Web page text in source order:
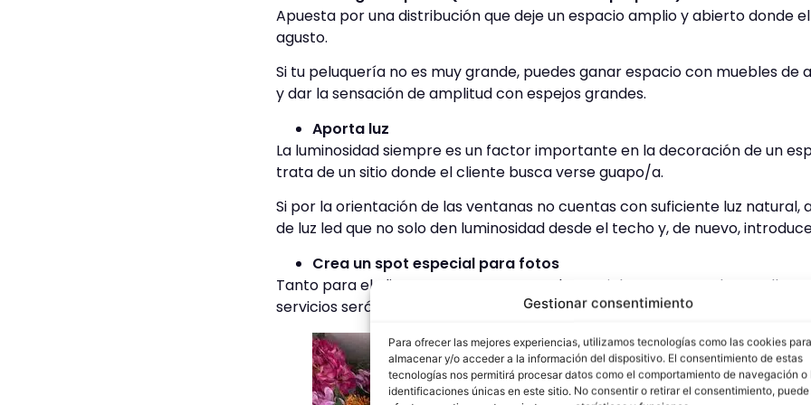
Gestionar consentimiento
Para ofrecer las mejores experiencias, utilizamos tecnologías como las cookies para
almacenar y/o acceder a la información del dispositivo. El consentimiento de estas
tecnologías nos permitirá procesar datos como el comportamiento de navegación o
identificaciones únicas en este sitio. No consentir o retirar el consentimiento, puede
Apuesta por una distribución que deje un espacio amplio y abierto donde
agusto.
Si tu peluquería no es muy grande, puedes ganar espacio con muebles de
y dar la sensación de amplitud con espejos grandes.
Aporta luz
La luminosidad siempre es un factor importante en la decoración de un
trata de un sitio donde el cliente busca verse guapo/a.
Si por la orientación de las ventanas no cuentas con suficiente luz natural,
de luz led que no solo den luminosidad desde el techo y, de nuevo,
Crea un spot especial para fotos
Tanto para el cliente como para tus redes sociales, tener un photocall
servicios será un elemento especial al que seguro que sacas mucho